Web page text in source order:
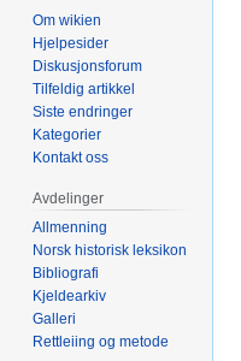
Om wikien
Hjelpesider
Diskusjonsforum
Tilfeldig artikkel
Siste endringer
Kategorier
Kontakt oss
Avdelinger
Allmenning
Norsk historisk leksikon
Bibliografi
Kjeldearkiv
Galleri
Rettleiing og metode